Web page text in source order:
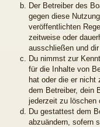
Der Betreiber des
gegen diese
veröffentlichten
zeitweise oder
ausschließen und
Du nimmst zur
für die Inhalte von
hat oder die er nicht
dem Betreiber, dein
jederzeit zu löschen
Du gestattest dem
abzuändern, sofern